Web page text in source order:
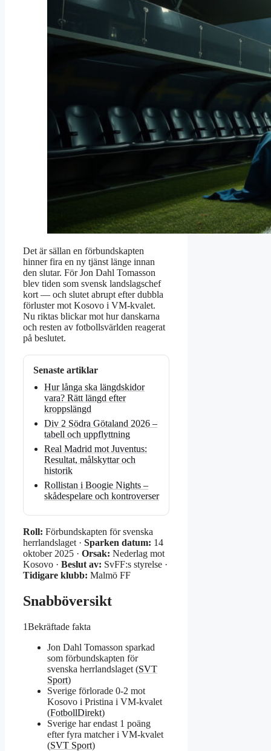
Det är sällan en förbundskapten
hinner fira en ny tjänst länge innan
den slutar. För Jon Dahl Tomasson
blev tiden som svensk landslagschef
kort — och slutet abrupt efter dubbla
förluster mot Kosovo i VM-kvalet.
Nu riktas blickar mot hur danskarna
och resten av fotbollsvärlden reagerat
på beslutet.
Senaste artiklar
Hur långa ska längdskidor
vara? Rätt längd efter
kroppslängd
Div 2 Södra Götaland 2026 –
tabell och uppflyttning
Real Madrid mot Juventus:
Resultat, målskyttar och
historik
Rollistan i Boogie Nights –
skådespelare och kontroverser
Roll: Förbundskapten för svenska
herrlandslaget · Sparken datum: 14
oktober 2025 · Orsak: Nederlag mot
Kosovo · Beslut av: SvFF:s styrelse ·
Tidigare klubb: Malmö FF
Snabböversikt
1Bekräftade fakta
Jon Dahl Tomasson sparkad
som förbundskapten för
svenska herrlandslaget (SVT
Sport)
Sverige förlorade 0-2 mot
Kosovo i Pristina i VM-kvalet
(FotbollDirekt)
Sverige har endast 1 poäng
efter fyra matcher i VM-kvalet
(SVT Sport)